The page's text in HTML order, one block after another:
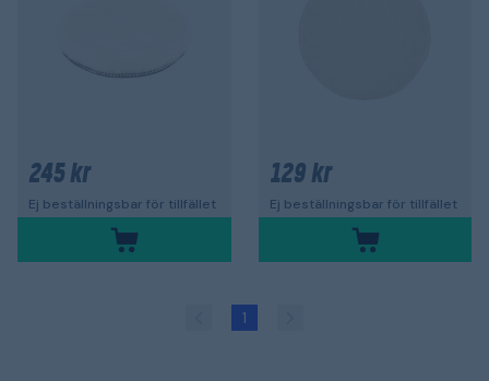
245 kr
Ej beställningsbar för tillfället
129 kr
Ej beställningsbar för tillfället
1